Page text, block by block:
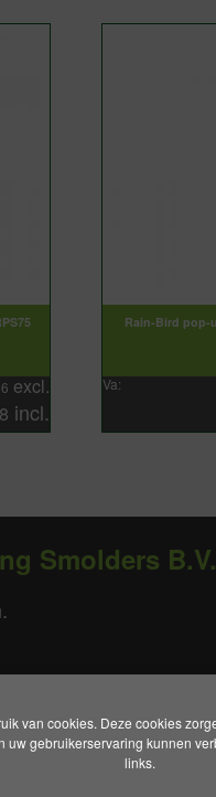
van cookies. Deze cookies
gebruikerservaring kunnen
links.
excl.
incl.
Rain-Bird pop-
Va:
Smolders B.V.
|